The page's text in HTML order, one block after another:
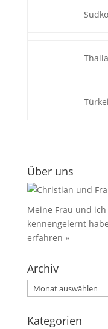
Türkei
Über uns
Meine Frau und
kennengelernt
erfahren »
Archiv
Archiv
Kategorien